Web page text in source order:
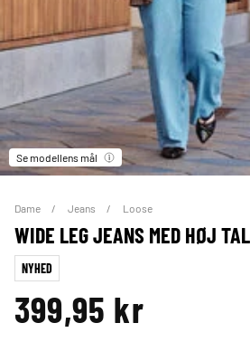
Se modellens mål
Dame Jeans Loose
WIDE LEG JEANS MED HØJ
NYHED
399,95 kr